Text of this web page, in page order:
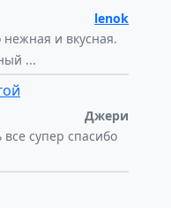
lenok
и вкусная.
...
Джери
супер спасибо